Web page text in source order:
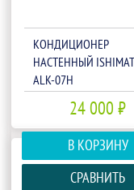
КОНДИЦИОНЕР
НАСТЕННЫЙ
ALK-07H
24 000 ₽
В КОРЗИНУ
СРАВНИТЬ